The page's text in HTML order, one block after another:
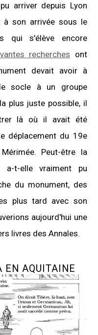
arriver depuis Lyon
à son arrivée sous le
qui s'élève encore
recherches ont
devait avoir à
socle à un groupe
plus juste possible, il
là où il avait été
déplacement du 19e
Peut-être la
a-t-elle vraiment pu
du monument, des
plus tard avec son
aujourd'hui une
livres des Annales.
EN AQUITAINE